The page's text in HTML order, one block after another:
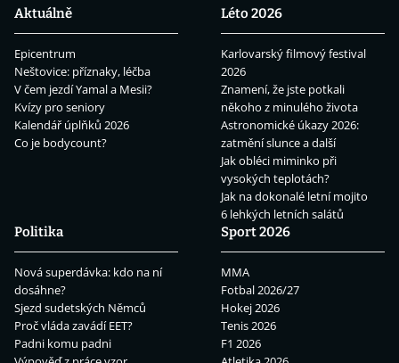
Aktuálně
Epicentrum
Neštovice: příznaky, léčba
V čem jezdí Yamal a Mesii?
Kvízy pro seniory
Kalendář úplňků 2026
Co je bodycount?
Léto 2026
Karlovarský filmový festival
2026
Znamení, že jste potkali
někoho z minulého života
Astronomické úkazy 2026:
zatmění slunce a další
Jak obléci miminko při
vysokých teplotách?
Jak na dokonalé letní mojito
6 lehkých letních salátů
Politika
Nová superdávka: kdo na ní
dosáhne?
Sjezd sudetských Němců
Proč vláda zavádí EET?
Padni komu padni
Sport 2026
MMA
Fotbal 2026/27
Hokej 2026
Tenis 2026
F1 2026